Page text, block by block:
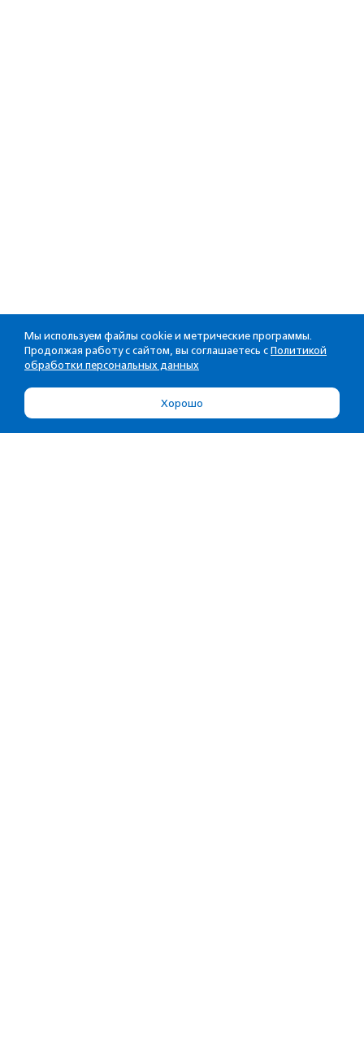
Мы используем файлы cookie и метрические программы.
Продолжая работу с сайтом, вы соглашаетесь с Политикой
обработки персональных данных
Хорошо